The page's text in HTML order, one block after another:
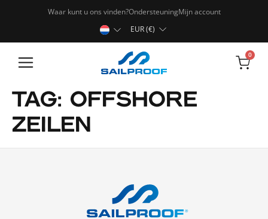
EUR (€)
Waar kunt u ons vinden?OndersteuningMijn account
0
TAG: OFFSHORE
ZEILEN